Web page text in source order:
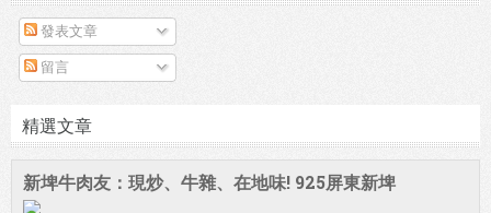
發表文章
留言
精選文章
新埤牛肉友：現炒、牛雜、在地味! 925屏東新埤